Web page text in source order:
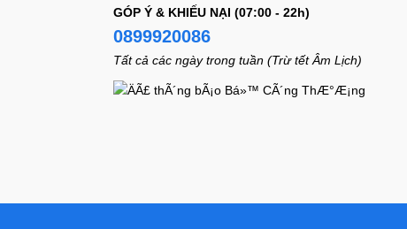
GÓP Ý & KHIẾU NẠI (07:00 - 22h)
0899920086
Tất cả các ngày trong tuần (Trừ tết Âm Lịch)